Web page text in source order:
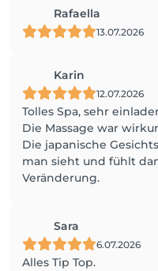
Rafaella
13.07.2026
Karin
12.07.2026
Tolles Spa, sehr
Die Massage war
Die japanische
man sieht und fühlt
Veränderung.
Sara
6.07.2026
Alles Tip Top.